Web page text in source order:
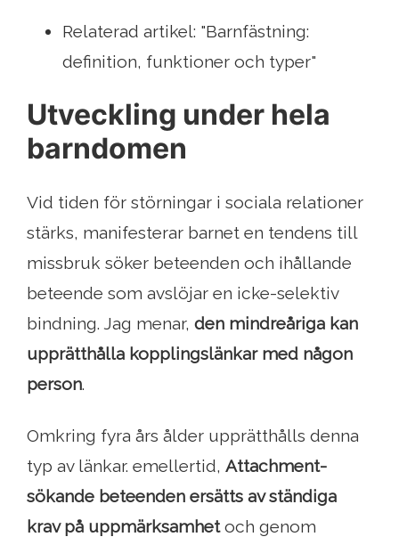
Relaterad artikel: "Barnfästning:
definition, funktioner och typer"
Utveckling under hela
barndomen
Vid tiden för störningar i sociala relationer
stärks, manifesterar barnet en tendens till
missbruk söker beteenden och ihållande
beteende som avslöjar en icke-selektiv
bindning. Jag menar, den mindreåriga kan
upprätthålla kopplingslänkar med någon
person.
Omkring fyra års ålder upprätthålls denna
typ av länkar. emellertid, Attachment-
sökande beteenden ersätts av ständiga
krav på uppmärksamhetoch genom